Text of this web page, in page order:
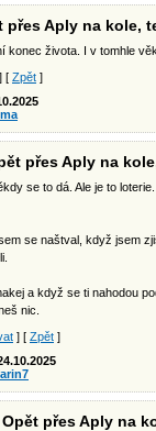
přes Aply na kole,
konec života. I v tomhle
] [ Zpět ]
přes Aply na
se to dá. Ale je to loterie.
se naštval, když jsem
a když se ti nahodou
nic.
] [ Zpět ]
Opět přes Aply na